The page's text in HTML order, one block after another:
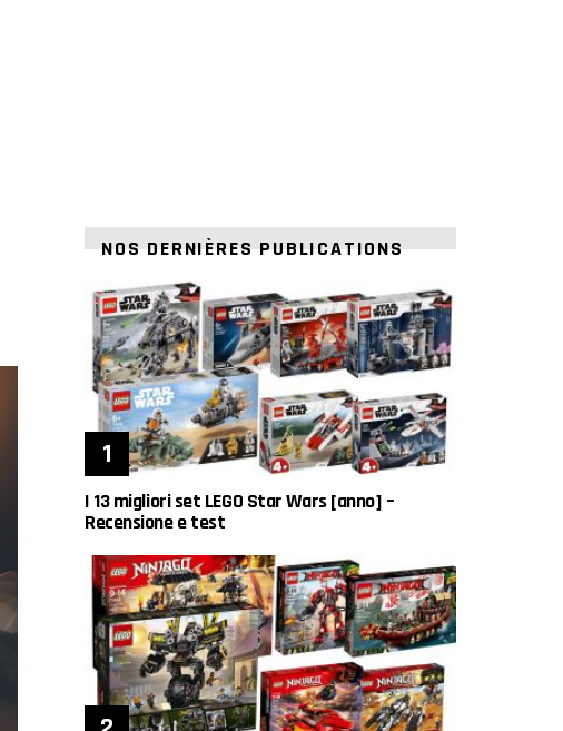
NOS DERNIÈRES PUBLICATIONS
I 13 migliori set LEGO Star Wars [anno] –
Recensione e test